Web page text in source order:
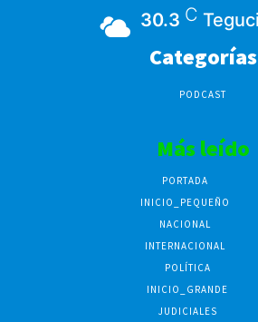
30.3 C
Categorías
PODCAST
Más leído
PORTADA
INICIO_PEQUEÑO
NACIONAL
INTERNACIONAL
POLÍTICA
INICIO_GRANDE
JUDICIALES